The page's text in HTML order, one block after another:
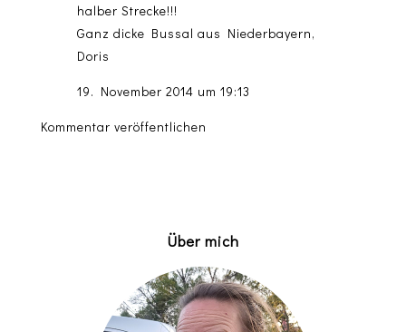
halber Strecke!!!
Ganz dicke Bussal aus Niederbayern,
Doris
19. November 2014 um 19:13
Kommentar veröffentlichen
Über mich